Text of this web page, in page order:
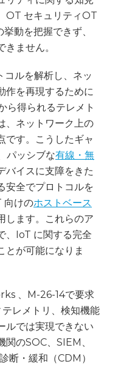
OT セキュリティOT
動を把握できず、
ません。
ルを解析し、ネッ
作を再現するために
ら得られるテレメト
、ネットワーク上の
です。こうしたギャ
パッシブな有線・無
バイスに支障をきた
安全でプロトコルを
向けのホストベース
します。これらのア
、IoT に関する完全
とが可能になりま
、M-26-14で要求
レメトリ、検知機能
ルでは実現できない
関のSOC、SIEM、
断・緩和（CDM）